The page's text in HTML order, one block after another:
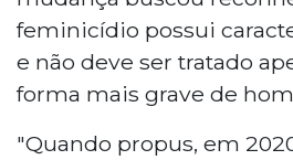
feminicídio possui
e não deve ser tratado
forma mais grave de
"Quando propus, em